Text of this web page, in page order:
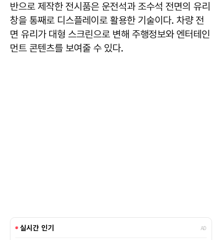
반으로 제작한 전시품은 운전석과 조수석 전면의 유리
창을 통째로 디스플레이로 활용한 기술이다. 차량 전
면 유리가 대형 스크린으로 변해 주행정보와 엔터테인
먼트 콘텐츠를 보여줄 수 있다.